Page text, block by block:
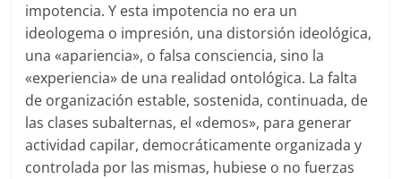
impotencia. Y esta impotencia no era un
ideologema o impresión, una distorsión ideológica,
una «apariencia», o falsa consciencia, sino la
«experiencia» de una realidad ontológica. La falta
de organización estable, sostenida, continuada, de
las clases subalternas, el «demos», para generar
actividad capilar, democráticamente organizada y
controlada por las mismas, hubiese o no fuerzas